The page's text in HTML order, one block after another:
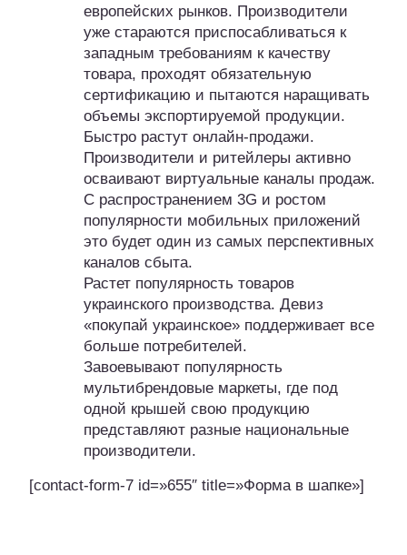
европейских рынков. Производители
уже стараются приспосабливаться к
западным требованиям к качеству
товара, проходят обязательную
сертификацию и пытаются наращивать
объемы экспортируемой продукции.
Быстро растут онлайн-продажи.
Производители и ритейлеры активно
осваивают виртуальные каналы продаж.
С распространением 3G и ростом
популярности мобильных приложений
это будет один из самых перспективных
каналов сбыта.
Растет популярность товаров
украинского производства. Девиз
«покупай украинское» поддерживает все
больше потребителей.
Завоевывают популярность
мультибрендовые маркеты, где под
одной крышей свою продукцию
представляют разные национальные
производители.
[contact-form-7 id=»655″ title=»Форма в шапке»]